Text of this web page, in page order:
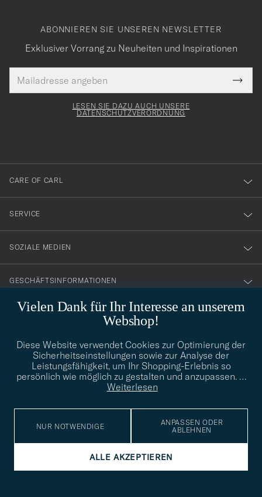
Vielen Dank für Ihr Interesse an unserem
Webshop!
Diese Website verwendet Cookies zur Optimierung der
Sicherheitseinstellungen sowie zur Analyse der
Leistungsfähigkeit, um Ihr Shopping-Erlebnis so
persönlich wie möglich zu gestalten und anzupassen. …
Weiterlesen
NUR NOTWENDIGE
ANPASSEN ODER
ABLEHNEN
ALLE AKZEPTIEREN
ABONNIEREN SIE UNSEREN NEWSLETTER
Exklusiver Vorrang zu Neuheiten und Inspirationen
Mail
Adresse
Tack
för
dig
till
vårt
nyhetsbrev!
LESEN SIE DAZU AUCH UNSERE
DATENSCHUTZVERORDNUNG
CARE OF CARL
SERVICE
SOZIALE MEDIEN
GESCHÄFTSINFORMATIONEN
info@careofcarl.de
Benötigen Sie Hilfe bei der Suche nach Ihrem persönlichen Stil?
Wenden Sie sich an uns, wir helfen Ihnen gerne weiter!